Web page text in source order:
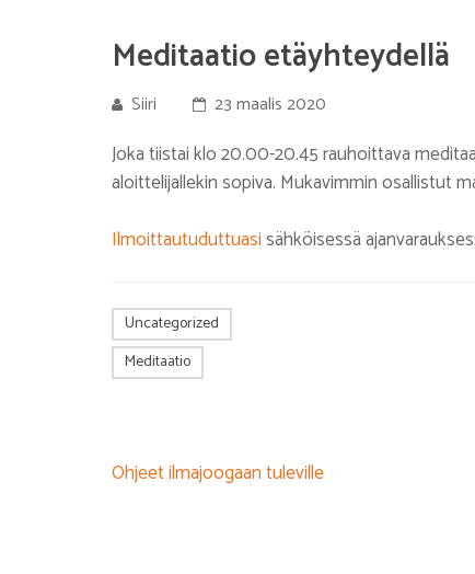
Meditaatio etäyhteydellä
Siiri 23 maalis 2020
Joka tiistai klo 20.00-20.45 rauhoittava
aloittelijallekin sopiva. Mukavimmin osallistut
Ilmoittautuduttuasisähköisessä
Uncategorized
Meditaatio
Artikkelien
Ohjeet ilmajoogaan tuleville